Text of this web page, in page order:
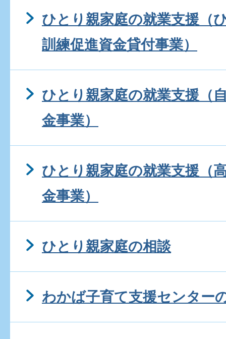
ひとり親家庭の就業支援（
訓練促進資金貸付事業）
ひとり親家庭の就業支援（
金事業）
ひとり親家庭の就業支援（
金事業）
ひとり親家庭の相談
わかば子育て支援センター